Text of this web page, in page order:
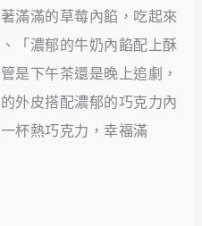
滿滿的草莓內餡，吃起來
「濃郁的牛奶內餡配上酥
是下午茶還是晚上追劇，
外皮搭配濃郁的巧克力內
杯熱巧克力，幸福滿